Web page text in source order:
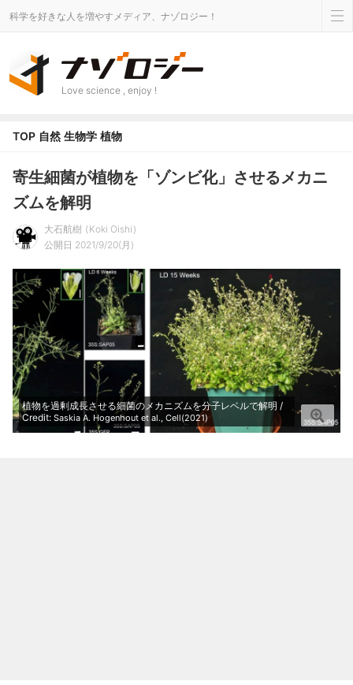
科学を好きな人を増やすメディア、ナゾロジー！
Love science , enjoy !
TOP 自然 生物学 植物
寄生細菌が植物を「ゾンビ化」させるメカニ
ズムを解明
大石航樹
Koki Oishi
公開日 2021/9/20(月)
植物を過剰成長させる細菌のメカニズムを分子レベルで解明 /
Credit: Saskia A. Hogenhout et al., Cell(2021)